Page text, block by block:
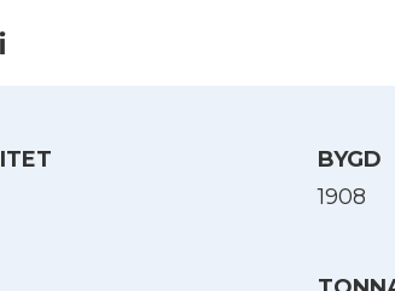
BYGD
1908